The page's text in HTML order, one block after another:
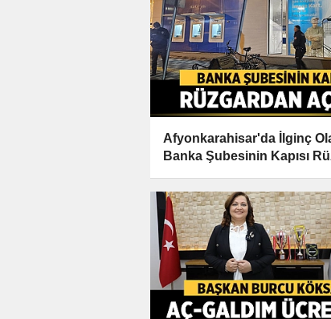
Afyonkarahisar'da İlginç
Banka Şubesinin Kapısı